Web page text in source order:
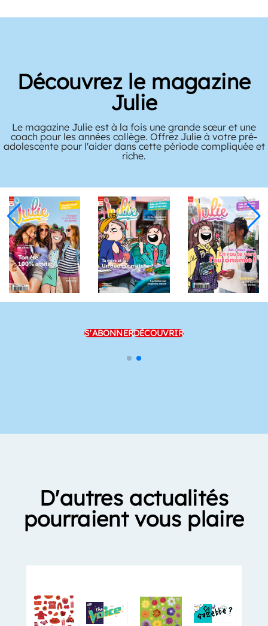
Découvrez le magazine
Julie
Le magazine Julie est à la fois une grande sœur et une
coach pour les années collège. Offrez Julie à votre pré-
adolescente pour l'aider dans cette période compliquée et
riche.
S'ABONNERDÉCOUVRIR
D'autres actualités
pourraient vous plaire